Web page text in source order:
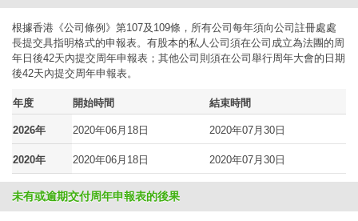
根據香港《公司條例》第107及109條，所有公司每年須向公司註冊處處
長提交具指明格式的申報表。有股本的私人公司須在公司成立為法團的周
年日後42天內提交周年申報表；其他公司則須在公司舉行周年大會的日期
後42天內提交周年申報表。
年度 開始時間 結束時間
2026年 2020年06月18日 2020年07月30日
2020年 2020年06月18日 2020年07月30日
未有或逾期交付周年申報表的後果